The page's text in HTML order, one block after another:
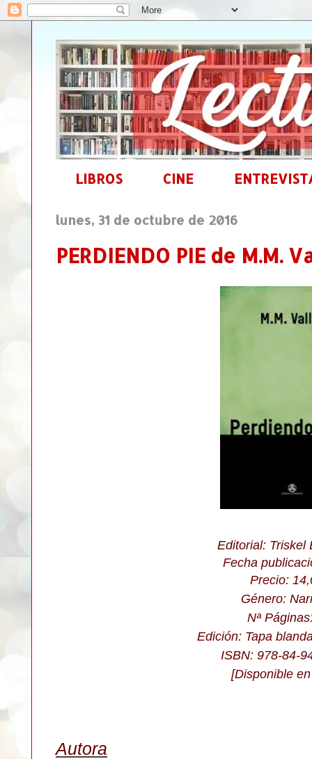
LIBROS CINE
lunes, 31 de octubre de 2016
PERDIENDO PIE de M.M.
Editorial: Triskel
Fecha
Precio:
Género: N
Nª
Edición: Tapa
ISBN: 978-84-
[Disponible
Autora